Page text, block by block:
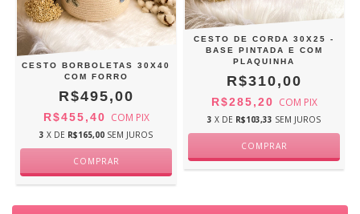
CESTO BORBOLETAS 30X40
COM FORRO
R$495,00
R$455,40 COM PIX
3 X DE R$165,00 SEM JUROS
CESTO DE CORDA 30X25 -
BASE PINTADA E COM
PLAQUINHA
R$310,00
R$285,20 COM PIX
3 X DE R$103,33 SEM JUROS